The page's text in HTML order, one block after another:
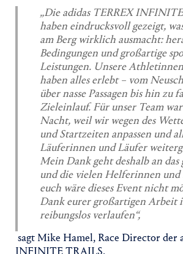
„Die adidas TERREX
haben eindrucksvoll gezeigt,
am Berg wirklich ausmacht:
Bedingungen und großartige
Leistungen. Unsere
haben alles erlebt – vom
über nasse Passagen bis hin zu
Zieleinlauf. Für unser Team
Nacht, weil wir wegen des
und Startzeiten anpassen und
Läuferinnen und Läufer
Mein Dank geht deshalb an das
und die vielen Helferinnen
euch wäre dieses Event nicht
Dank eurer großartigen Arbeit
reibungslos verlaufen“,
sagt Mike Hamel, Race Director der
INFINITE TRAILS.